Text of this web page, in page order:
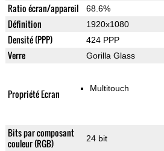
Ratio écran/appareil 68.6%
Définition 1920x1080
Densité (PPP) 424 PPP
Verre Gorilla Glass
Propriété Ecran Multitouch
Bits par composant
couleur (RGB)
24 bit